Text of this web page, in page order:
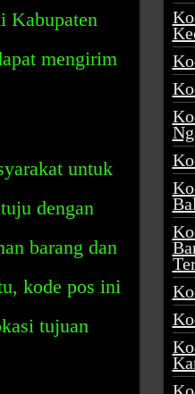
Kabupaten
mengirim
untuk
dengan
barang dan
kode pos ini
tujuan